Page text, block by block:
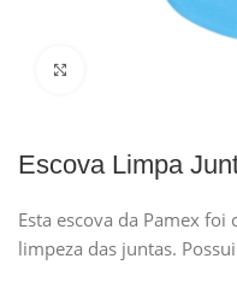
Escova Limpa
Esta escova da Pamex
limpeza das juntas.